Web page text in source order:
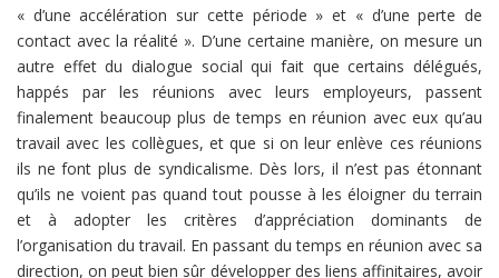
« d’une accélération sur cette période » et « d’une perte de
contact avec la réalité ». D’une certaine manière, on mesure un
autre effet du dialogue social qui fait que certains délégués,
happés par les réunions avec leurs employeurs, passent
finalement beaucoup plus de temps en réunion avec eux qu’au
travail avec les collègues, et que si on leur enlève ces réunions
ils ne font plus de syndicalisme. Dès lors, il n’est pas étonnant
qu’ils ne voient pas quand tout pousse à les éloigner du terrain
et à adopter les critères d’appréciation dominants de
l’organisation du travail. En passant du temps en réunion avec sa
direction, on peut bien sûr développer des liens affinitaires, avoir